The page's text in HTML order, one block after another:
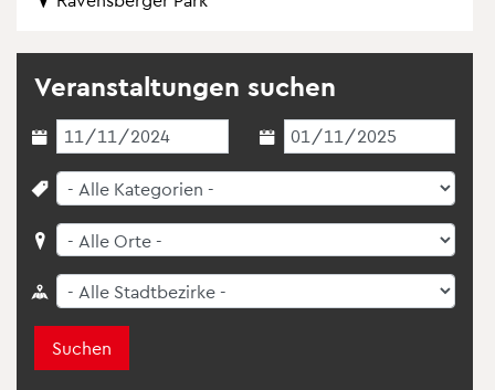
Ver­an­stal­tun­gen su­chen
Suchen